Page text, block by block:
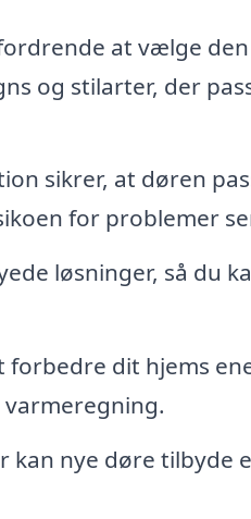
at vælge
og stilarter, der
sikrer, at døren
for problemer
løsninger, så du
forbedre dit hjems
nye døre tilbyde